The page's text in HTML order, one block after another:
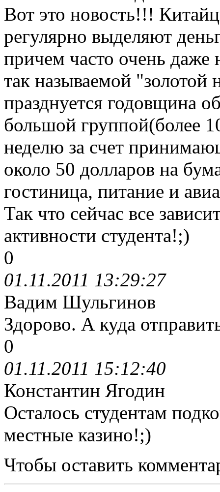
Вот это новость!!!
регулярно выделяют
причем часто очень
так называемой "золотой
празднуется годовщина
большой группой(более
неделю за счет
около 50 долларов на
гостиница, питание и
Так что сейчас все
активности студента!;)
0
01.11.2011 13:29:27
Вадим Шульгинов
Здорово. А куда
0
01.11.2011 15:12:40
Константин Ягодин
Осталось студентам
местные казино!;)
Чтобы оставить